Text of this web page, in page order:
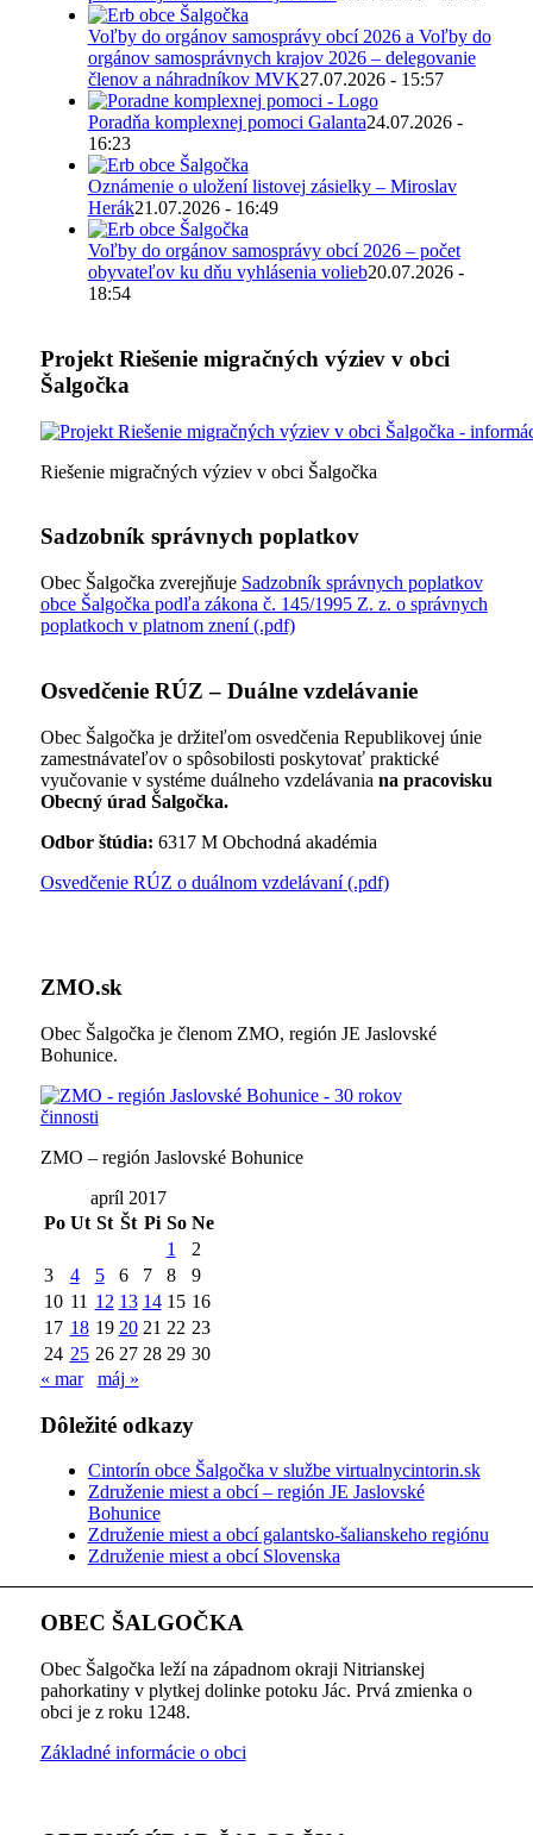
Voľby do orgánov samosprávy obcí 2026 a Voľby do
orgánov samosprávnych krajov 2026 – delegovanie
členov a náhradníkov MVK27.07.2026 - 15:57
Poradňa komplexnej pomoci Galanta24.07.2026 -
16:23
Oznámenie o uložení listovej zásielky – Miroslav
Herák21.07.2026 - 16:49
Voľby do orgánov samosprávy obcí 2026 – počet
obyvateľov ku dňu vyhlásenia volieb20.07.2026 -
18:54
Projekt Riešenie migračných výziev v obci
Šalgočka
Riešenie migračných výziev v obci Šalgočka
Sadzobník správnych poplatkov
Obec Šalgočka zverejňuje Sadzobník správnych poplatkov
obce Šalgočka podľa zákona č. 145/1995 Z. z. o správnych
poplatkoch v platnom znení (.pdf)
Osvedčenie RÚZ – Duálne vzdelávanie
Obec Šalgočka je držiteľom osvedčenia Republikovej únie
zamestnávateľov o spôsobilosti poskytovať praktické
vyučovanie v systéme duálneho vzdelávania na pracovisku
Obecný úrad Šalgočka.
Odbor štúdia: 6317 M Obchodná akadémia
Osvedčenie RÚZ o duálnom vzdelávaní (.pdf)
ZMO.sk
Obec Šalgočka je členom ZMO, región JE Jaslovské
Bohunice.
ZMO – región Jaslovské Bohunice
apríl 2017
Po Ut St Št Pi So Ne
1
2
3
4 5 6 7 8
9
10 11 12 13 14 15 16
17 18 19 20 21 22 23
24 25 26 27 28 29 30
« mar
máj »
Dôležité odkazy
Cintorín obce Šalgočka v službe virtualnycintorin.sk
Združenie miest a obcí – región JE Jaslovské
Bohunice
Združenie miest a obcí galantsko-šalianskeho regiónu
Združenie miest a obcí Slovenska
OBEC ŠALGOČKA
Obec Šalgočka leží na západnom okraji Nitrianskej
pahorkatiny v plytkej dolinke potoku Jác. Prvá zmienka o
obci je z roku 1248.
Základné informácie o obci